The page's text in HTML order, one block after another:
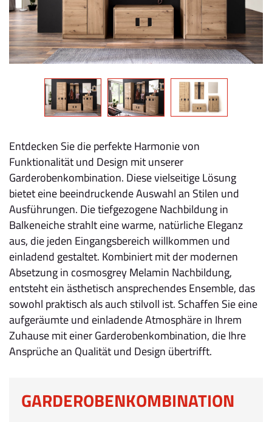
Entdecken Sie die perfekte Harmonie von
Funktionalität und Design mit unserer
Garderobenkombination. Diese vielseitige Lösung
bietet eine beeindruckende Auswahl an Stilen und
Ausführungen. Die tiefgezogene Nachbildung in
Balkeneiche strahlt eine warme, natürliche Eleganz
aus, die jeden Eingangsbereich willkommen und
einladend gestaltet. Kombiniert mit der modernen
Absetzung in cosmosgrey Melamin Nachbildung,
entsteht ein ästhetisch ansprechendes Ensemble, das
sowohl praktisch als auch stilvoll ist. Schaffen Sie eine
aufgeräumte und einladende Atmosphäre in Ihrem
Zuhause mit einer Garderobenkombination, die Ihre
Ansprüche an Qualität und Design übertrifft.
GARDEROBENKOMBINATION